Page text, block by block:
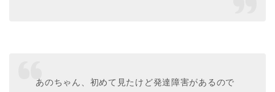
あのちゃん、初めて見たけど発達障害があるので